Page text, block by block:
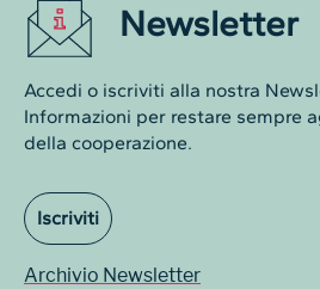
Newsletter
Accedi o iscriviti alla nostra
Informazioni per restare sempre
della cooperazione.
Iscriviti
Archivio Newsletter